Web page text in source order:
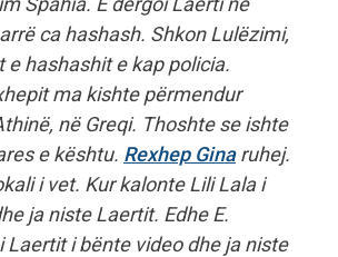
ca hashash. Shkon Lulëzimi,
e hashashit e kap policia.
ma kishte përmendur
në Greqi. Thoshte se ishte
e kështu. Rexhep Ginaruhej.
i vet. Kur kalonte Lili Lala i
ja niste Laertit. Edhe E.
Laertit i bënte video dhe ja niste